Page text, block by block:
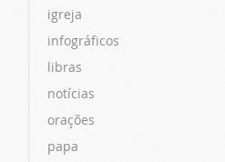
igreja
infográficos
libras
notícias
orações
papa